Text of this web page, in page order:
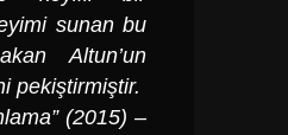
sunan bu
Altun’un
pekiştirmiştir.
(2015) –